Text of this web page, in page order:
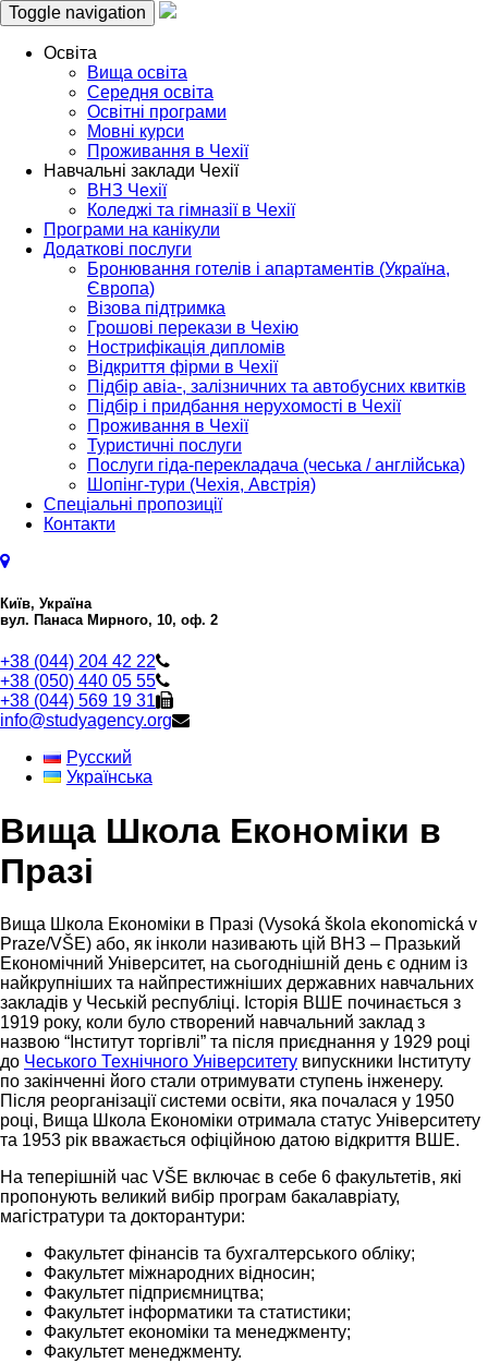
Toggle navigation
Освіта
Вища освіта
Середня освіта
Освітні програми
Мовні курси
Проживання в Чехії
Навчальні заклади Чехії
ВНЗ Чехії
Коледжі та гімназії в Чехії
Програми на канікули
Додаткові послуги
Бронювання готелів і апартаментів (Україна,
Європа)
Візова підтримка
Грошові перекази в Чехію
Нострифікація дипломів
Відкриття фірми в Чехії
Підбір авіа-, залізничних та автобусних квитків
Підбір і придбання нерухомості в Чехії
Проживання в Чехії
Туристичні послуги
Послуги гіда-перекладача (чеська / англійська)
Шопінг-тури (Чехія, Австрія)
Спеціальні пропозиції
Контакти
Київ, Україна
вул. Панаса Мирного, 10, оф. 2
+38 (044) 204 42 22
+38 (050) 440 05 55
+38 (044) 569 19 31
info@studyagency.org
Русский
Українська
Вища Школа Економіки в
Празі
Вища Школа Економіки в Празі (Vysoká škola ekonomická v
Praze/VŠE) або, як інколи називають цій ВНЗ – Празький
Економічний Університет, на сьогоднішній день є одним із
найкрупніших та найпрестижніших державних навчальних
закладів у Чеській республіці. Історія ВШЕ починається з
1919 року, коли було створений навчальний заклад з
назвою “Інститут торгівлі” та після приєднання у 1929 році
до Чеського Технічного Університету випускники Інституту
по закінченні його стали отримувати ступень інженеру.
Після реорганізації системи освіти, яка почалася у 1950
році, Вища Школа Економіки отримала статус Університету
та 1953 рік вважається офіційною датою відкриття ВШЕ.
На теперішній час VŠE включає в себе 6 факультетів, які
пропонують великий вибір програм бакалавріату,
магістратури та докторантури:
Факультет фінансів та бухгалтерського обліку;
Факультет міжнародних відносин;
Факультет підприємництва;
Факультет інформатики та статистики;
Факультет економіки та менеджменту;
Факультет менеджменту.